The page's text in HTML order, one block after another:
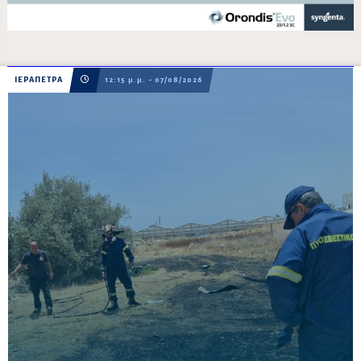
ΙΕΡΑΠΕΤΡΑ 12:15 μ.μ. - 07/08/2026